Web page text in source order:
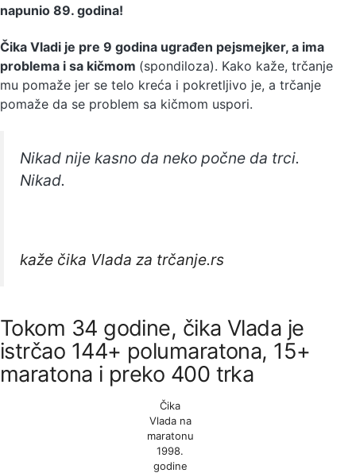
napunio 89. godina!
Čika Vladi je pre 9 godina ugrađen pejsmejker, a ima
problema i sa kičmom (spondiloza). Kako kaže, trčanje
mu pomaže jer se telo kreća i pokretljivo je, a trčanje
pomaže da se problem sa kičmom uspori.
Nikad nije kasno da neko počne da trci.
Nikad.
kaže čika Vlada za trčanje.rs
Tokom 34 godine, čika Vlada je
istrčao 144+ polumaratona, 15+
maratona i preko 400 trka
Čika
Vlada na
maratonu
1998.
godine